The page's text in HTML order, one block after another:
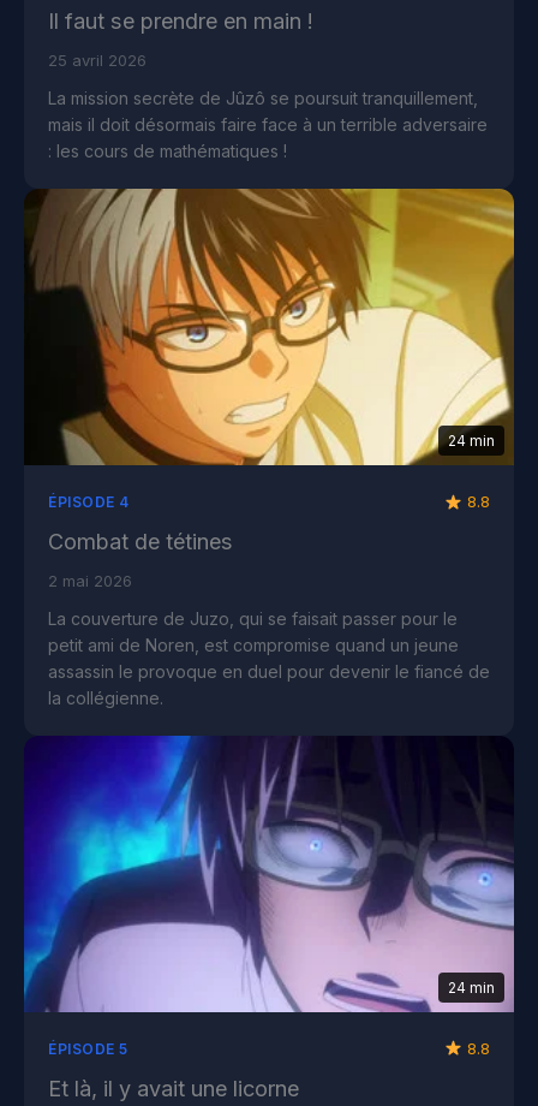
Il faut se prendre en main !
25 avril 2026
La mission secrète de Jûzô se poursuit tranquillement,
mais il doit désormais faire face à un terrible adversaire
: les cours de mathématiques !
24 min
ÉPISODE 4 8.8
Combat de tétines
2 mai 2026
La couverture de Juzo, qui se faisait passer pour le
petit ami de Noren, est compromise quand un jeune
assassin le provoque en duel pour devenir le fiancé de
la collégienne.
24 min
ÉPISODE 5 8.8
Et là, il y avait une licorne